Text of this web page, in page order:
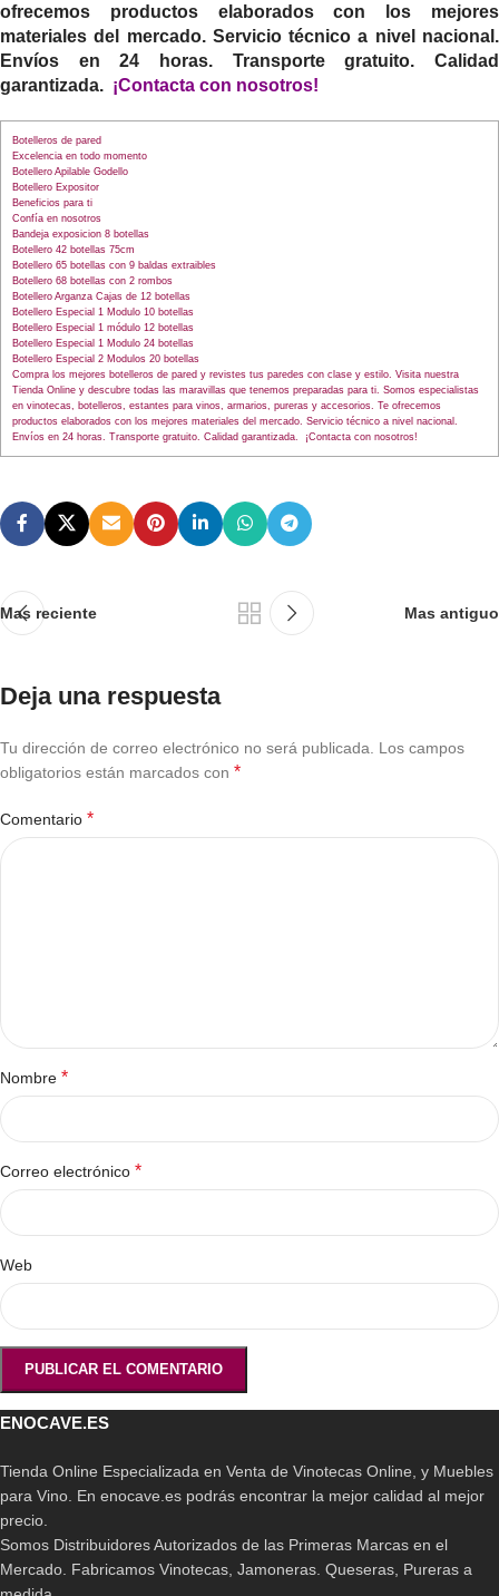
ofrecemos productos elaborados con los mejores
materiales del mercado. Servicio técnico a nivel nacional.
Envíos en 24 horas. Transporte gratuito. Calidad
garantizada. ¡Contacta con nosotros!
Botelleros de pared
Excelencia en todo momento
Botellero Apilable Godello
Botellero Expositor
Beneficios para ti
Confía en nosotros
Bandeja exposicion 8 botellas
Botellero 42 botellas 75cm
Botellero 65 botellas con 9 baldas extraibles
Botellero 68 botellas con 2 rombos
Botellero Arganza Cajas de 12 botellas
Botellero Especial 1 Modulo 10 botellas
Botellero Especial 1 módulo 12 botellas
Botellero Especial 1 Modulo 24 botellas
Botellero Especial 2 Modulos 20 botellas
Compra los mejores botelleros de pared y revistes tus paredes con clase y estilo. Visita nuestra
Tienda Online y descubre todas las maravillas que tenemos preparadas para ti. Somos especialistas
en vinotecas, botelleros, estantes para vinos, armarios, pureras y accesorios. Te ofrecemos
productos elaborados con los mejores materiales del mercado. Servicio técnico a nivel nacional.
Envíos en 24 horas. Transporte gratuito. Calidad garantizada. ¡Contacta con nosotros!
Mas reciente Mas antiguo
Deja una respuesta
Tu dirección de correo electrónico no será publicada.
Los campos
obligatorios están marcados con *
Comentario *
Nombre *
Correo electrónico *
Web
ENOCAVE.ES
Tienda Online Especializada en Venta de Vinotecas Online, y Muebles
para Vino. En enocave.es podrás encontrar la mejor calidad al mejor
precio.
Somos Distribuidores Autorizados de las Primeras Marcas en el
Mercado. Fabricamos Vinotecas, Jamoneras. Queseras, Pureras a